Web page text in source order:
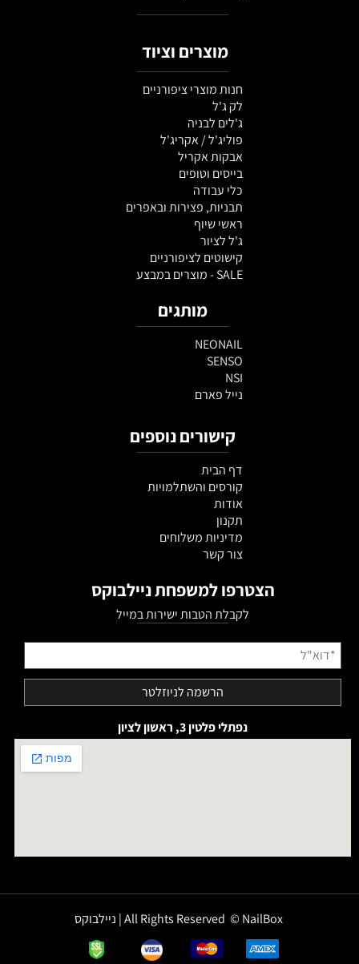
מוצרים וציוד
חנות מוצרי ציפורניים
לק ג'ל
ג'לים לבניה
פוליג'ל / אקריג'ל
אבקות אקריל
בייסים וטופים
כלי עבודה
תבניות, פצירות ובאפרים
ראשי שיוף
ג'ל לציור
קישוטים לציפורניים
SALE - מוצרים במבצע
מותגים
NEONAIL
SENSO
NSI
נייל פארם
קישורים נוספים
דף הבית
קורסים והשתלמויות
אודות
תקנון
מדיניות משלוחים
צור קשר
הצטרפו למשפחת ניילבוקס
לקבלת הטבות ישירות במייל
נפתלי פלטין 3, ראשון לציון
All Rights Reserved © NailBox | ניילבוקס